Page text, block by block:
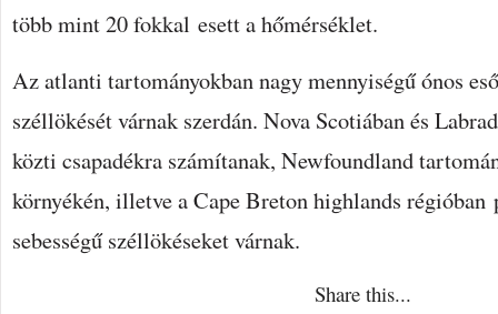
több mint 20 fokkal esett a hőmérséklet.
Az atlanti tartományokban nagy mennyiségű ónos
széllökését várnak szerdán. Nova Scotiában és
közti csapadékra számítanak, Newfoundland
környékén, illetve a Cape Breton highlands
sebességű széllökéseket várnak.
Share this...